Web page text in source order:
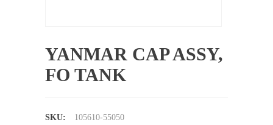
YANMAR CAP ASSY,
FO TANK
SKU: 105610-55050